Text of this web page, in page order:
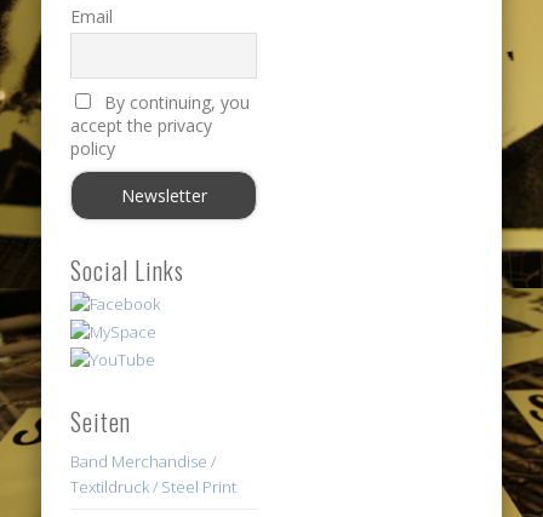
Email
By continuing, you
accept the privacy
policy
Social Links
Seiten
Band Merchandise /
Textildruck / Steel Print